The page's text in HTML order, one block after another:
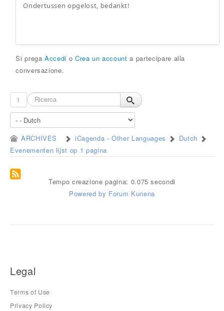
Ondertussen opgelost, bedankt!
Si pregaAccedi o Crea un account a partecipare alla
conversazione.
1
ARCHIVES iCagenda - Other Languages
Dutch
Evenementen lijst op 1 pagina
Tempo creazione pagina: 0.075 secondi
Powered by Forum Kunena
Legal
Terms of Use
Privacy Policy